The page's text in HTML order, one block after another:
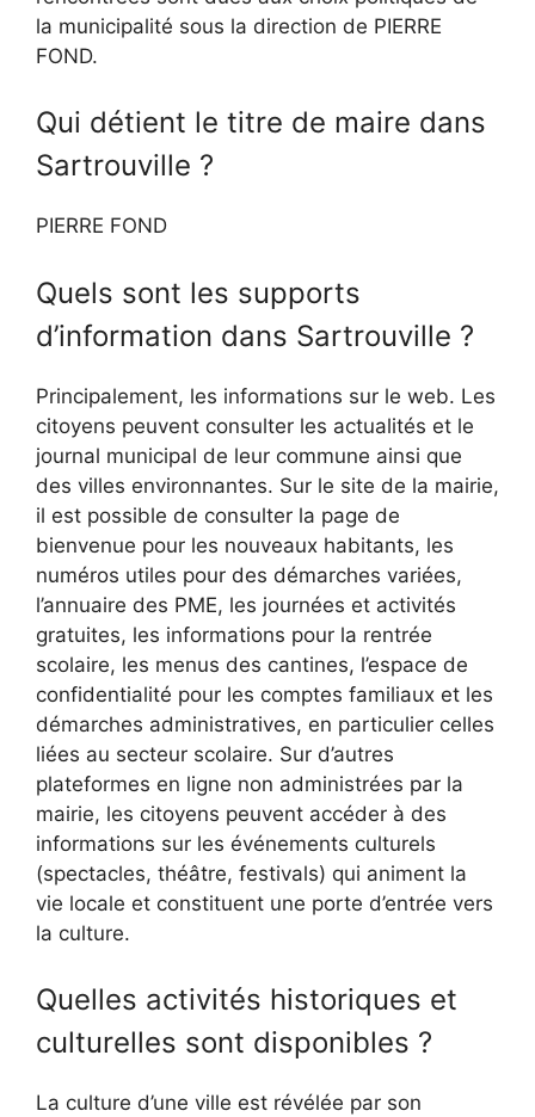
la municipalité sous la direction de PIERRE
FOND.
Qui détient le titre de maire dans
Sartrouville ?
PIERRE FOND
Quels sont les supports
d’information dans Sartrouville ?
Principalement, les informations sur le web. Les
citoyens peuvent consulter les actualités et le
journal municipal de leur commune ainsi que
des villes environnantes. Sur le site de la mairie,
il est possible de consulter la page de
bienvenue pour les nouveaux habitants, les
numéros utiles pour des démarches variées,
l’annuaire des PME, les journées et activités
gratuites, les informations pour la rentrée
scolaire, les menus des cantines, l’espace de
confidentialité pour les comptes familiaux et les
démarches administratives, en particulier celles
liées au secteur scolaire. Sur d’autres
plateformes en ligne non administrées par la
mairie, les citoyens peuvent accéder à des
informations sur les événements culturels
(spectacles, théâtre, festivals) qui animent la
vie locale et constituent une porte d’entrée vers
la culture.
Quelles activités historiques et
culturelles sont disponibles ?
La culture d’une ville est révélée par son